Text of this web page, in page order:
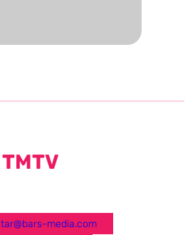
TMTV
media.com